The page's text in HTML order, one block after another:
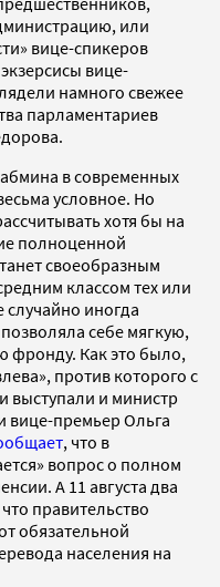
или
вице-спикеров
вице-
намного свежее
парламентариев
в современных
условное. Но
хотя бы на
полноценной
своеобразным
классом тех или
иногда
себе мягкую,
фронду. Как это было,
против которого с
выступали и министр
вице-премьер Ольга
, что в
вопрос о полном
А 11 августа два
что правительство
обязательной
населения на